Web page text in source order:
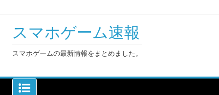
スマホゲーム速報
スマホゲームの最新情報をまとめました。